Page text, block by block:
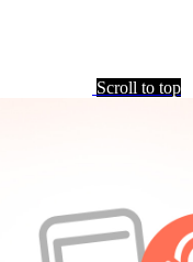
Scroll to top